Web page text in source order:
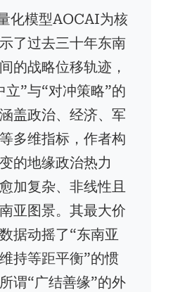
化模型AOCAI为核
了过去三十年东南
的战略位移轨迹，
立”与“对冲策略”的
盖政治、经济、军
多维指标，作者构
的地缘政治热力
加复杂、非线性且
亚图景。其最大价
据动摇了“东南亚
持等距平衡”的惯
谓“广结善缘”的外